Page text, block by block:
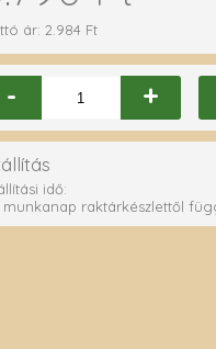
ár: 2.984 Ft
- +
idő:
munkanap raktárkészlettől